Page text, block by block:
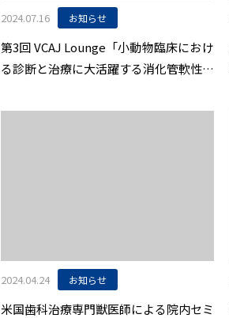
2024.07.16 お知らせ
第3回 VCAJ Lounge「小動物臨床におけ
る診断と治療に大活躍する消化管軟性内
2024.04.24 お知らせ
米国歯科治療専門獣医師による院内セミ